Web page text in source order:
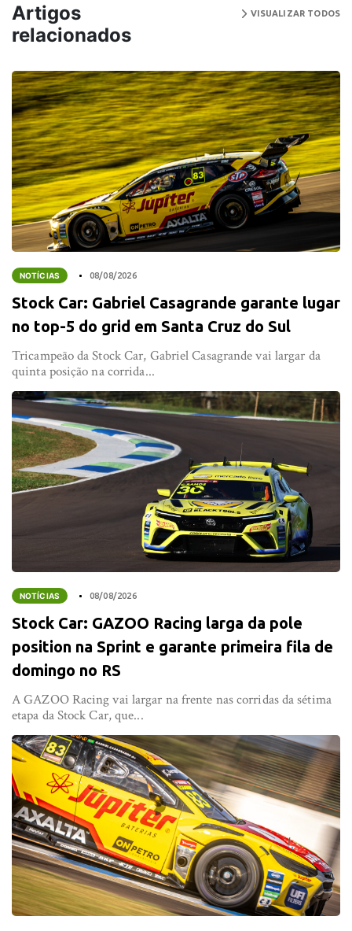
Artigos
relacionados
VISUALIZAR TODOS
NOTÍCIAS 08/08/2026
Stock Car: Gabriel Casagrande garante lugar
no top-5 do grid em Santa Cruz do Sul
Tricampeão da Stock Car, Gabriel Casagrande vai largar da
quinta posição na corrida...
NOTÍCIAS 08/08/2026
Stock Car: GAZOO Racing larga da pole
position na Sprint e garante primeira fila de
domingo no RS
A GAZOO Racing vai largar na frente nas corridas da sétima
etapa da Stock Car, que...